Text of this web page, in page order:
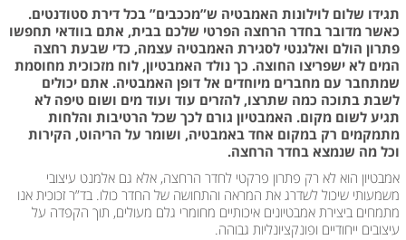
תגידו שלום לוילונות האמבטיה ש”מככבים” בכל דירת סטודנטים.
כאשר מדובר בחדר הרחצה הפרטי שלכם בבית, אתם בוודאי תחפשו
פתרון הולם ואלגנטי לסגירת האמבטיה עצמה, כדי שבעת רחצה
המים לא ישפריצו החוצה. כך נולד האמבטיון, לוח מזכוכית מחוסמת
שמתחבר עם מחברים מיוחדים אל דופן האמבטיה. אתם יכולים
לשבת בתוכה כמה שתרצו, להזרים עוד ועוד מים ושום טיפה לא
תגיע לשום מקום. האמבטיון גורם לכך שכל הרטיבות והלחות
מתמקמים רק במקום אחד באמבטיה, ושומר על הריהוט, הקירות
וכל מה שנמצא בחדר הרחצה.
אמבטיון הוא לא רק פתרון פרקטי לחדר הרחצה, אלא גם אלמנט עיצובי
משמעותי שיכול לשדרג את המראה והתחושה של החדר כולו. בד”ר זכוכית אנו
מתמחים ביצירת אמבטיונים איכותיים מחומרי גלם מעולים, תוך הקפדה על
עיצובים ייחודיים ופונקציונליות גבוהה.